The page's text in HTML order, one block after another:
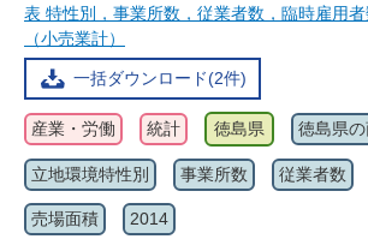
表 特性別，事業所数，従業者数，臨時雇用
（小売業計）
一括ダウンロード(2件)
産業・労働 統計 徳島県 徳島県
立地環境特性別 事業所数 従業者数
売場面積 2014